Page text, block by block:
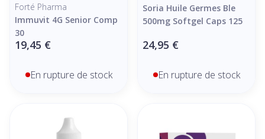
Forté Pharma
Immuvit 4G Senior Comp
30
19,45 €
En rupture de stock
Soria Huile Germes Ble
500mg Softgel Caps 125
24,95 €
En rupture de stock